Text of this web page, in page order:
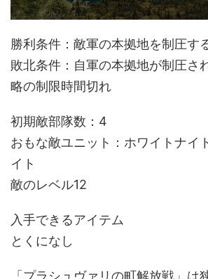
勝利条件：敵軍の本拠地を制圧す
敗北条件：自軍の本拠地が制圧さ
略の制限時間切れ
初期敵部隊数：4
おもな敵ユニット：ホワイトナイ
イト
敵のレベル12
入手できるアイテム
とくになし
「プラシュヴァリの町解放戦」は